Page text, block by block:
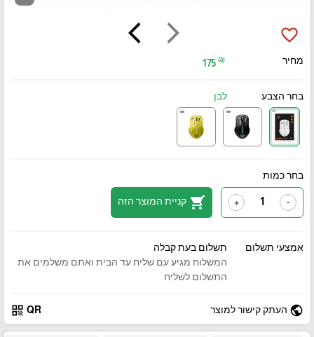
arrow_forward_ios
arrow_back_ios favorite_border
מחיר 175 ₪
בחר הצבע לבן
בחר כמות
-
+
shopping_cart קניית המוצר הזה
אמצעי תשלום
תשלום בעת קבלה
המשלוח מגיע עם שליח עד הבית ואתם משלמים את
התשלום לשליח
public העתק קישור למוצר QR
qr_code